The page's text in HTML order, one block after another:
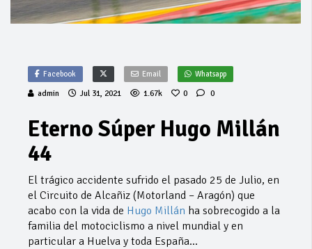
Facebook Email Whatsapp
admin Jul 31, 2021 1.67k 0 0
Eterno Súper Hugo Millán
44
El trágico accidente sufrido el pasado 25 de Julio, en
el Circuito de Alcañiz (Motorland – Aragón) que
acabo con la vida de Hugo Millán ha sobrecogido a la
familia del motociclismo a nivel mundial y en
particular a Huelva y toda España…